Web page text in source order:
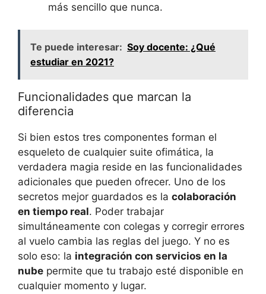
más sencillo que nunca.
Te puede interesar: Soy docente: ¿Qué
estudiar en 2021?
Funcionalidades que marcan la
diferencia
Si bien estos tres componentes forman el
esqueleto de cualquier suite ofimática, la
verdadera magia reside en las funcionalidades
adicionales que pueden ofrecer. Uno de los
secretos mejor guardados es la colaboración
en tiempo real. Poder trabajar
simultáneamente con colegas y corregir errores
al vuelo cambia las reglas del juego. Y no es
solo eso: la integración con servicios en la
nube permite que tu trabajo esté disponible en
cualquier momento y lugar.